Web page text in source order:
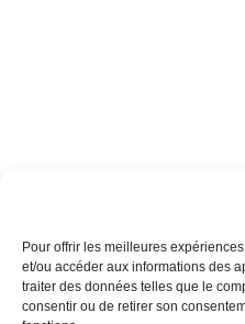
Pour offrir les meilleures
et/ou accéder aux informations des
traiter des données telles que le
consentir ou de retirer son
Can't find what